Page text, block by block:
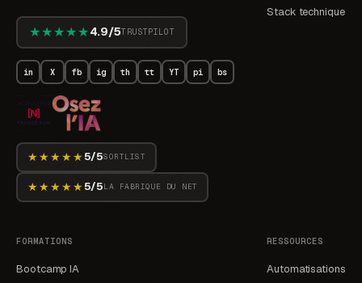
★★★★★4.9/5TRUSTPILOT
in X fb ig th tt YT pi bs
★★★★★ 5/5SORTLIST
★★★★★ 5/5LA FABRIQUE DU NET
Stack technique
FORMATIONS
Bootcamp IA
RESSOURCES
Automatisations